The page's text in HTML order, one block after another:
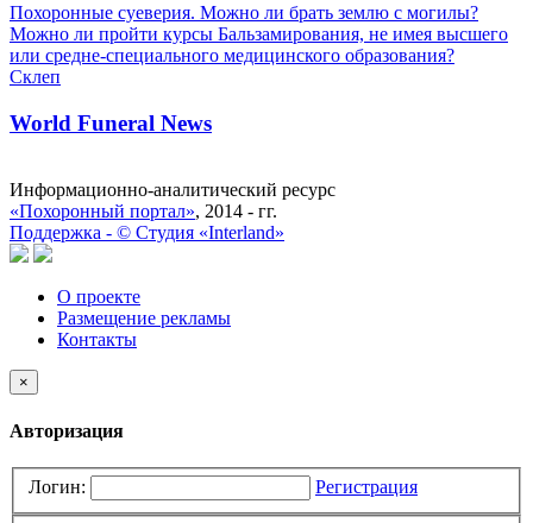
Похоронные суеверия. Можно ли брать землю с могилы?
Можно ли пройти курсы Бальзамирования, не имея высшего
или средне-специального медицинского образования?
Склеп
World Funeral News
Информационно-аналитический ресурс
«Похоронный портал», 2014 - гг.
Поддержка - © Cтудия «Interland»
О проекте
Размещение рекламы
Контакты
×
Авторизация
Логин: Регистрация